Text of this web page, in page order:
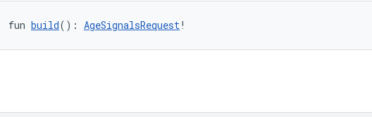
fun build(): AgeSignalsRequest!